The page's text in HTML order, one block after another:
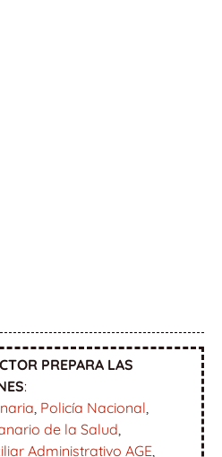
PREPARA LAS
:
Policía Nacional
de la Salud
Administrativo AGE